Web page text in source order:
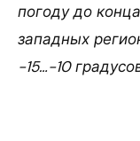
погоду до
западных
-15…-10